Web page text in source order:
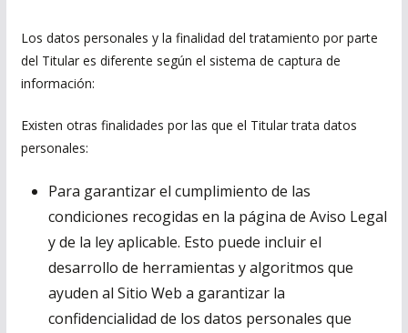
Los datos personales y la finalidad del tratamiento por parte
del Titular es diferente según el sistema de captura de
información:
Existen otras finalidades por las que el Titular trata datos
personales:
Para garantizar el cumplimiento de las
condiciones recogidas en la página de Aviso Legal
y de la ley aplicable. Esto puede incluir el
desarrollo de herramientas y algoritmos que
ayuden al Sitio Web a garantizar la
confidencialidad de los datos personales que